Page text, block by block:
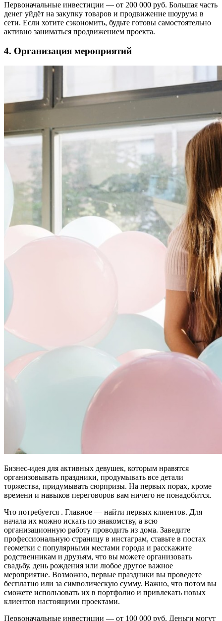
Первоначальные инвестиции — от 200 000 руб. Большая часть
денег уйдёт на закупку товаров и продвижение шоурума в
сети. Если хотите сэкономить, будьте готовы самостоятельно
активно заниматься продвижением проекта.
4. Организация мероприятий
Бизнес-идея для активных девушек, которым нравятся
организовывать праздники, продумывать все детали
торжества, придумывать сюрпризы. На первых порах, кроме
времени и навыков переговоров вам ничего не понадобится.
Что потребуется . Главное — найти первых клиентов. Для
начала их можно искать по знакомству, а всю
организационную работу проводить из дома. Заведите
профессиональную страницу в инстаграм, ставьте в постах
геометки с популярными местами города и расскажите
родственникам и друзьям, что вы можете организовать
свадьбу, день рождения или любое другое важное
мероприятие. Возможно, первые праздники вы проведете
бесплатно или за символическую сумму. Важно, что потом вы
сможете использовать их в портфолио и привлекать новых
клиентов настоящими проектами.
Первоначальные инвестиции — от 100 000 руб. Деньги могут